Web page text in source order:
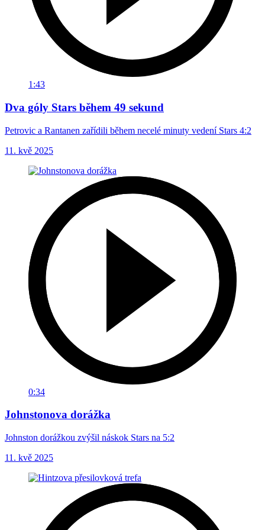
1:43
Dva góly Stars během 49 sekund
Petrovic a Rantanen zařídili během necelé minuty vedení Stars 4:2
11. kvě 2025
0:34
Johnstonova dorážka
Johnston dorážkou zvýšil náskok Stars na 5:2
11. kvě 2025